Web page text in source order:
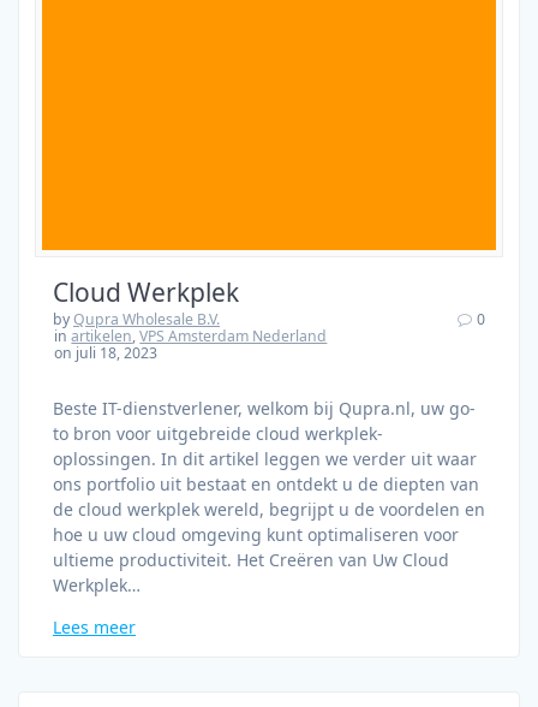
Cloud Werkplek
byQupra Wholesale B.V.
inartikelen,VPS Amsterdam Nederland
on juli 18, 2023
0
Beste IT-dienstverlener, welkom bij Qupra.nl, uw go-
to bron voor uitgebreide cloud werkplek-
oplossingen. In dit artikel leggen we verder uit waar
ons portfolio uit bestaat en ontdekt u de diepten van
de cloud werkplek wereld, begrijpt u de voordelen en
hoe u uw cloud omgeving kunt optimaliseren voor
ultieme productiviteit. Het Creëren van Uw Cloud
Werkplek…
Lees meer